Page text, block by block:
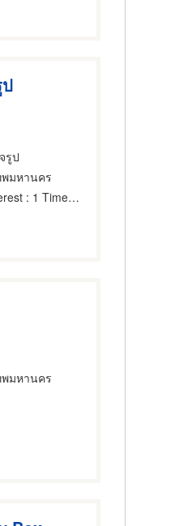
รูป
พมหานคร
: 1 Time(s)
พมหานคร